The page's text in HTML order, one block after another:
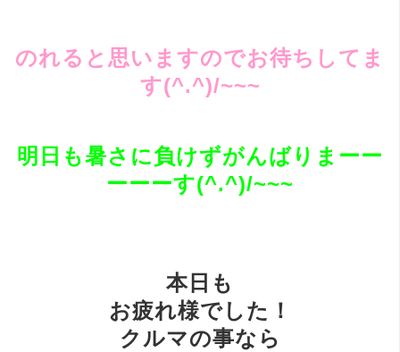
のれると思いますのでお待ちしてま
す(^.^)/~~~
明日も暑さに負けずがんばりまーー
ーーーす(^.^)/~~~
本日も
お疲れ様でした！
クルマの事なら